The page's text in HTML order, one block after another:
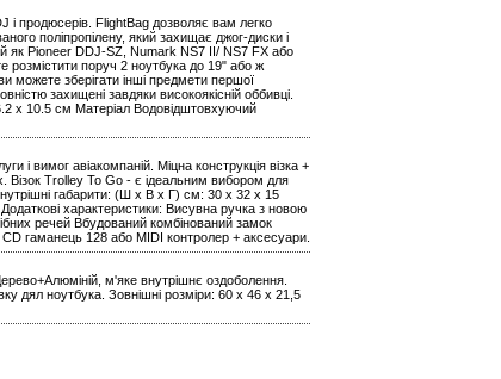
продюсерів. FlightBag дозволяє вам легко
поліпропілену, який захищає джог-диски і
як Pioneer DDJ-SZ, Numark NS7 II/ NS7 FX або
розмістити поруч 2 ноутбука до 19" або ж
можете зберігати інші предмети першої
захищені завдяки високоякісній оббивці.
x 10.5 см Матеріал Водовідштовхуючий
і вимог авіакомпаній. Міцна конструкція візка +
Візок Trolley To Go - є ідеальним вибором для
габарити: (Ш х В х Г) см: 30 x 32 x 15
характеристики: Висувна ручка з новою
речей Вбудований комбінований замок
гаманець 128 або MIDI контролер + аксесуари.
м'яке внутрішнє оздоболення.
дял ноутбука. Зовнішні розміри: 60 x 46 x 21,5